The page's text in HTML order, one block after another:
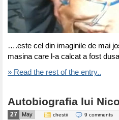
….este cel din imaginile de mai
masina care l-a calcat a fost
» Read the rest of the entry..
Autobiografia lui
27 May chestii 9 comments